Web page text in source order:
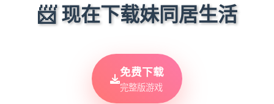
📨 现在下载妹同居生活
免费下载
完整版游戏